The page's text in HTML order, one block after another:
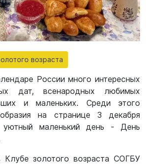
возраста
России много интересных
дат, всенародных любимых
и маленьких. Среди этого
на странице 3 декабря
уютный маленький день - День
Клубе золотого возраста СОГБУ